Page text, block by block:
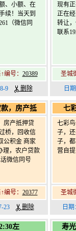
、小额、在
续！当天到
（微信同
编号： 20389
8-9 删除
现有
正在
转让
联系
圣城
日
，房产抵
房产抵押贷
桥，回收信
公积金 商家
理，农户贷款
话微信同号
编号： 20377
23 删除
七
七彩
子，
子，
营自
圣城
日
左 寿